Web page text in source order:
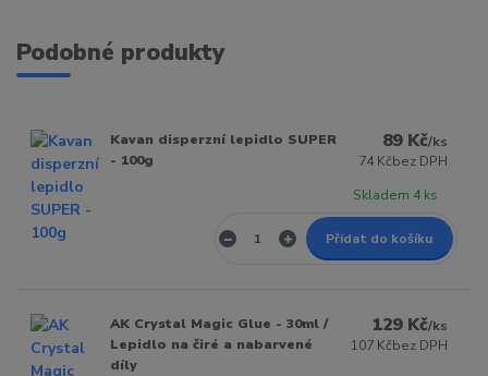
Podobné produkty
Kavan disperzní lepidlo SUPER
- 100g
89 Kč/ks
74 Kčbez DPH
Skladem 4 ks
Přidat do košíku
AK Crystal Magic Glue - 30ml /
Lepidlo na čiré a nabarvené
díly
129 Kč/ks
107 Kčbez DPH